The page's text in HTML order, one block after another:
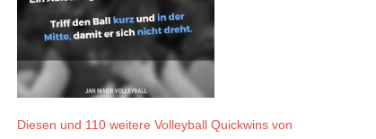
Diesen und 110 weitere Volleyball Quickwins von